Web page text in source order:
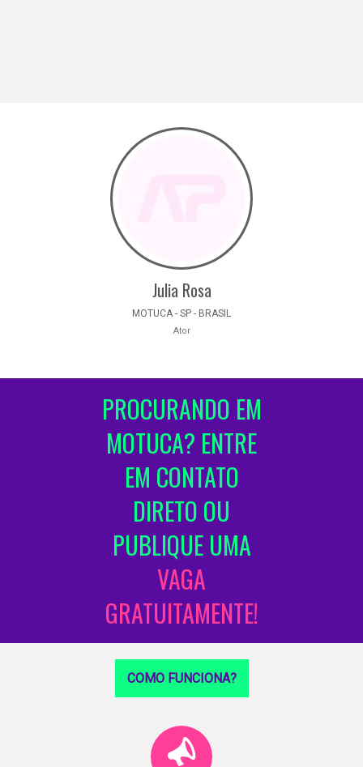
Julia Rosa
MOTUCA - SP - BRASIL
Ator
PROCURANDO EM
MOTUCA? ENTRE
EM CONTATO
DIRETO OU
PUBLIQUE UMA
VAGA
GRATUITAMENTE!
COMO FUNCIONA?